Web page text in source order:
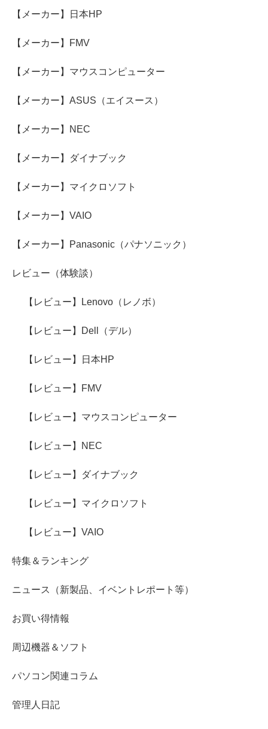
【メーカー】日本HP
【メーカー】FMV
【メーカー】マウスコンピューター
【メーカー】ASUS（エイスース）
【メーカー】NEC
【メーカー】ダイナブック
【メーカー】マイクロソフト
【メーカー】VAIO
【メーカー】Panasonic（パナソニック）
レビュー（体験談）
【レビュー】Lenovo（レノボ）
【レビュー】Dell（デル）
【レビュー】日本HP
【レビュー】FMV
【レビュー】マウスコンピューター
【レビュー】NEC
【レビュー】ダイナブック
【レビュー】マイクロソフト
【レビュー】VAIO
特集＆ランキング
ニュース（新製品、イベントレポート等）
お買い得情報
周辺機器＆ソフト
パソコン関連コラム
管理人日記